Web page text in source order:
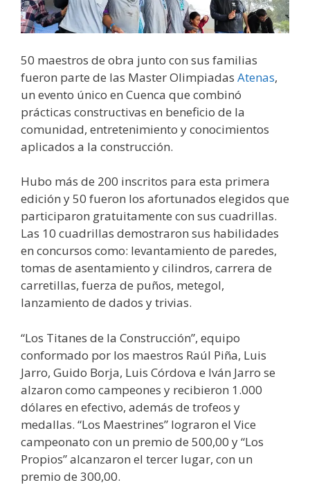
50 maestros de obra junto con sus familias
fueron parte de las Master Olimpiadas Atenas,
un evento único en Cuenca que combinó
prácticas constructivas en beneficio de la
comunidad, entretenimiento y conocimientos
aplicados a la construcción.
Hubo más de 200 inscritos para esta primera
edición y 50 fueron los afortunados elegidos que
participaron gratuitamente con sus cuadrillas.
Las 10 cuadrillas demostraron sus habilidades
en concursos como: levantamiento de paredes,
tomas de asentamiento y cilindros, carrera de
carretillas, fuerza de puños, metegol,
lanzamiento de dados y trivias.
“Los Titanes de la Construcción”, equipo
conformado por los maestros Raúl Piña, Luis
Jarro, Guido Borja, Luis Córdova e Iván Jarro se
alzaron como campeones y recibieron 1.000
dólares en efectivo, además de trofeos y
medallas. “Los Maestrines” lograron el Vice
campeonato con un premio de 500,00 y “Los
Propios” alcanzaron el tercer lugar, con un
premio de 300,00.